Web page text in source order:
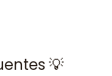
💡